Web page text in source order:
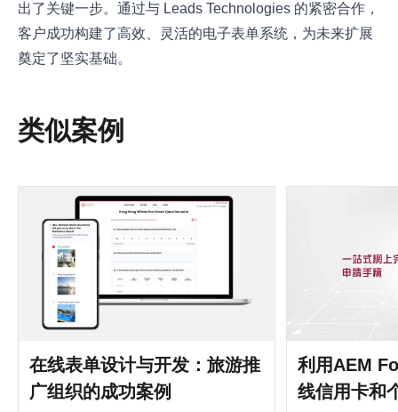
出了关键一步。通过与 Leads Technologies 的紧密合作，
客户成功构建了高效、灵活的电子表单系统，为未来扩展
奠定了坚实基础。
类似案例
在线表单设计与开发：旅游推
广组织的成功案例
利用AEM
线信用卡和